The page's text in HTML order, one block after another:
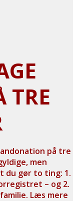
TRE
på tre
men
du gør to ting: 1.
– og 2.
Læs mere